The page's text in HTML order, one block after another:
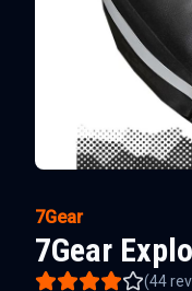
7Gear
7Gear
(44